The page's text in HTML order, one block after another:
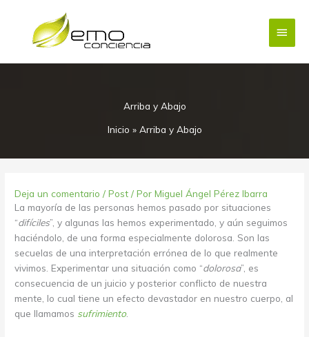
contenido
Menú
Arriba y Abajo
Inicio » Arriba y Abajo
Deja un comentario /Post / PorMiguel Ángel Pérez Ibarra
La mayoría de las personas hemos pasado por situaciones
“difíciles”, y algunas las hemos experimentado, y aún seguimos
haciéndolo, de una forma especialmente dolorosa. Son las
secuelas de una interpretación errónea de lo que realmente
vivimos. Experimentar una situación como “dolorosa”, es
consecuencia de un juicio y posterior conflicto de nuestra
mente, lo cual tiene un efecto devastador en nuestro cuerpo, al
que llamamos sufrimiento.